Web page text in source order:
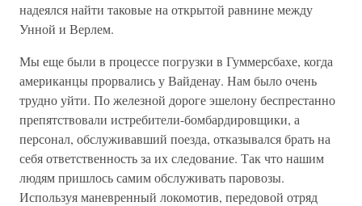
надеялся найти таковые на открытой равнине между
Унной и Верлем.
Мы еще были в процессе погрузки в Гуммерсбахе, когда
американцы прорвались у Вайденау. Нам было очень
трудно уйти. По железной дороге эшелону беспрестанно
препятствовали истребители-бомбардировщики, а
персонал, обслуживавший поезда, отказывался брать на
себя ответственность за их следование. Так что нашим
людям пришлось самим обслуживать паровозы.
Используя маневренный локомотив, передовой отряд